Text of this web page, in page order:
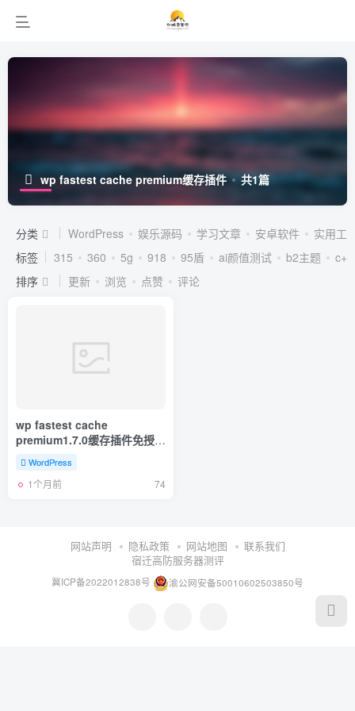
wp fastest cache premium缓存插件 共1篇
分类 WordPress 娱乐源码 学习文章 安卓软件
实用工
标签
315 360 5g 918 95盾 ai颜值测试 b2主题
c++
排序
更新 浏览 点赞 评论
wp fastest cache
premium1.7.0缓存插件免授权
WordPress
1个月前 74
网站声明 隐私政策 网站地图
联系我们
宿迁高防服务器测评
冀ICP备2022012838号 渝公网安备50010602503850号